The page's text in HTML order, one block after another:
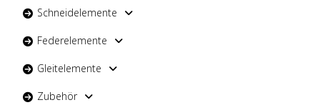
Schneidelemente
Federelemente
Gleitelemente
Zubehör